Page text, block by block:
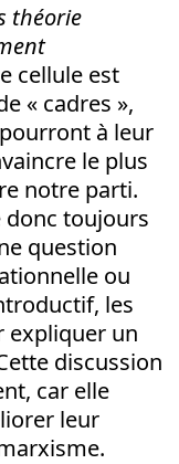
théorie
cellule est
« cadres »,
à leur
le plus
notre parti.
donc toujours
question
ou
les
expliquer un
discussion
car elle
leur